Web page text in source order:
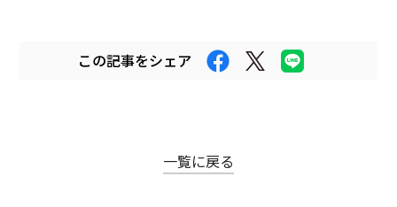
この記事をシェア
一覧に戻る